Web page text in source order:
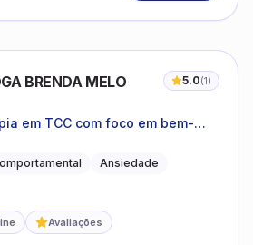
BRENDA MELO 5.0(1)
em TCC com foco em bem-
Ansiedade
Avaliações